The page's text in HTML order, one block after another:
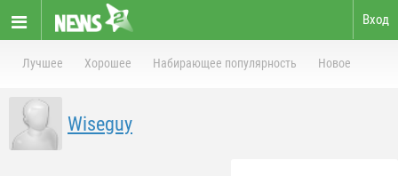
Вход
Лучшее Хорошее Набирающее популярность Новое
Wiseguy